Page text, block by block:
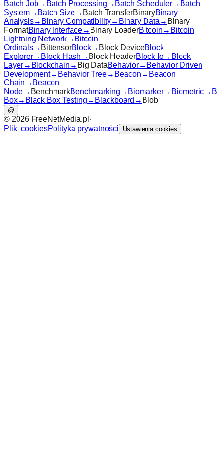
Batch Job→ Batch Processing → Batch Scheduler→ Batch
System→ Batch Size→ Batch TransferBinaryBinary
Analysis→ Binary Compatibility→ Binary Data → Binary
FormatBinary Interface→ Binary LoaderBitcoin → Bitcoin
Lightning Network→ Bitcoin
Ordinals→ BittensorBlock→ Block DeviceBlock
Explorer→ Block Hash → Block HeaderBlock Io→ Block
Layer→ Blockchain → Big DataBehavior→ Behavior Driven
Development→ Behavior Tree→ Beacon → Beacon
Chain → Beacon
Node→ BenchmarkBenchmarking → Biomarker→ Biometric→
Box→ Black Box Testing → Blackboard → Blob
@
© 2026 FreeNetMedia.pl ·
Pliki cookiesPolityka prywatności Ustawienia cookies